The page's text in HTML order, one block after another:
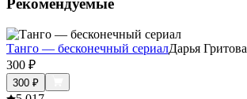
Рекомендуемые
Танго — бесконечный сериалДарья Гритова
300 ₽
300 ₽